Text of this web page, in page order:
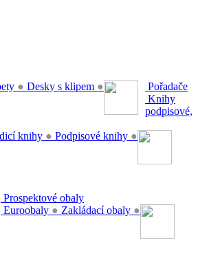
● Desky s klipem ● Pořadače
Knihy
podpisové,
knihy ● Podpisové knihy ●
Prospektové obaly
Euroobaly ● Zakládací obaly ●